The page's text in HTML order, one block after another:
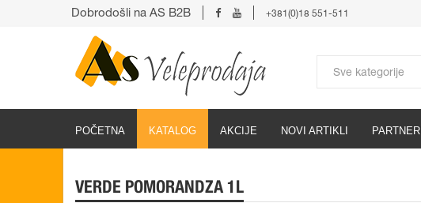
POČETNA KATALOG AKCIJE NOVI ARTIKLI PARTNERI
Dobrodošli na AS B2B +381(0)18 551-511
VERDE POMORANDZA 1L